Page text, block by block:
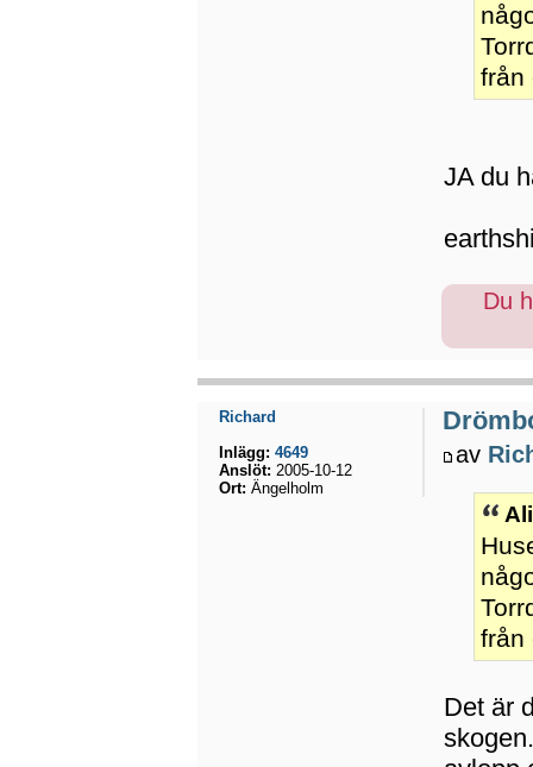
från
JA du
Du
av
från
Det är
Richard
Inlägg: 4649
Anslöt: 2005-10-12
Ort: Ängelholm